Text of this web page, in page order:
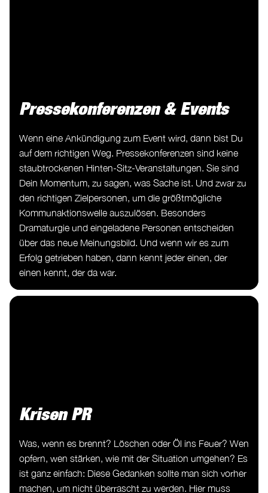
Pressekonferenzen & Events
Wenn eine Ankündigung zum Event wird, dann bist Du
auf dem richtigen Weg. Pressekonferenzen sind keine
staubtrockenen Hinten-Sitz-Veranstaltungen. Sie sind
Dein Momentum, zu sagen, was Sache ist. Und zwar zu
den richtigen Zielpersonen, um die größtmögliche
Kommunaktionswelle auszulösen. Besonders
Dramaturgie und eingeladene Personen entscheiden
über das neue Meinungsbild. Und wenn wir es zum
Erfolg getrieben haben, dann kennt jeder einen, der
einen kennt, der da war.
Krisen PR
Was, wenn es brennt? Löschen oder Öl ins Feuer? Wen
opfern, wen stärken, wie mit der Situation umgehen? Es
ist ganz einfach: Diese Gedanken sollte man sich vorher
machen, um nicht überrascht zu werden. Hier muss